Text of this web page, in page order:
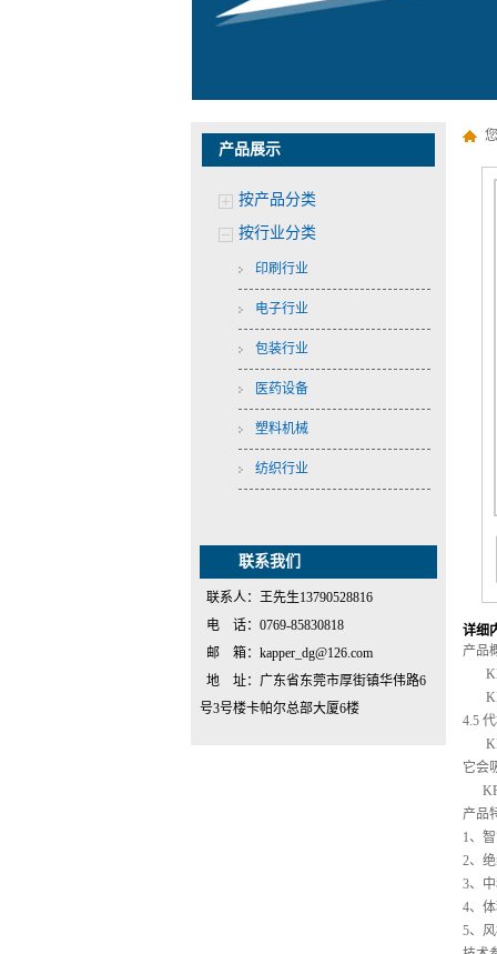
产品展示
按产品分类
按行业分类
印刷行业
电子行业
包装行业
医药设备
塑料机械
纺织行业
联系我们
联系人：王先生13790528816
电 话：0769-85830818
邮 箱：kapper_dg@126.com
地 址：广东省东莞市厚街镇华伟路6
号3号楼卡帕尔总部大厦6楼
详细
产品
4.5
它会
产品
1、
2、
3、
4、
5、